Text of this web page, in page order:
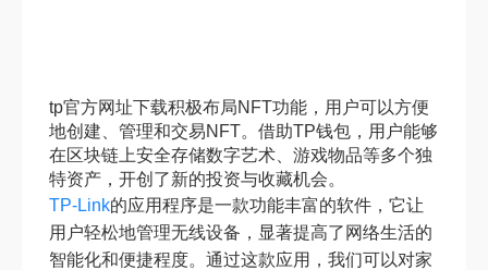
tp官方网址下载积极布局NFT功能，用户可以方便
地创建、管理和交易NFT。借助TP钱包，用户能够
在区块链上安全存储数字艺术、游戏物品等多个独
特资产，开创了新的投资与收藏机会。
TP-Link的应用程序是一款功能丰富的软件，它让
用户轻松地管理无线设备，显著提高了网络生活的
智能化和便捷程度。通过这款应用，我们可以对家